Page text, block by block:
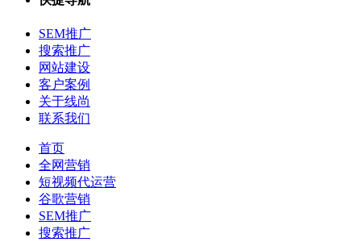
SEM推广
搜索推广
网站建设
客户案例
关于线尚
联系我们
首页
全网营销
短视频代运营
谷歌营销
SEM推广
搜索推广